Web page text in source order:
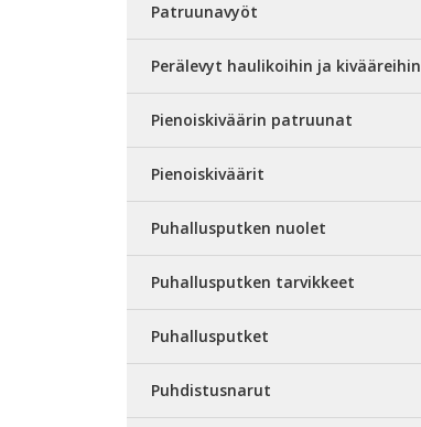
Patruunavyöt
Perälevyt haulikoihin ja kivääreihin
Pienoiskiväärin patruunat
Pienoiskiväärit
Puhallusputken nuolet
Puhallusputken tarvikkeet
Puhallusputket
Puhdistusnarut